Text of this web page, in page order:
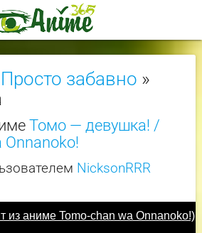
Просто забавно »
Томо — девушка! /
NicksonRRR